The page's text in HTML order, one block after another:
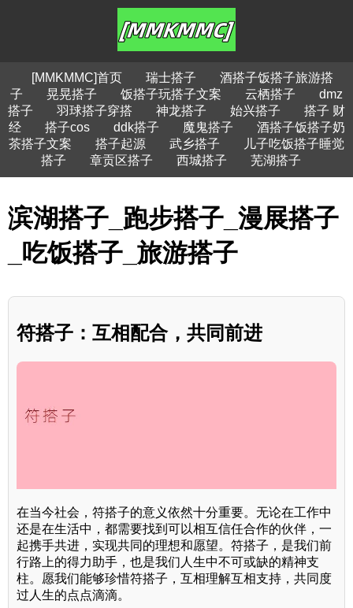
[MMKMMC]首页 瑞士搭子
酒搭子饭搭子旅游搭
子
晃晃搭子 饭搭子玩搭子文案 云栖搭子
dmz
搭子
羽球搭子穿搭 神龙搭子 始兴搭子
搭子 财
经
搭子cos ddk搭子 魔鬼搭子
酒搭子饭搭子奶
茶搭子文案
搭子起源 武乡搭子
儿子吃饭搭子睡觉
搭子
章贡区搭子 西城搭子 芜湖搭子
滨湖搭子_跑步搭子_漫展搭子
_吃饭搭子_旅游搭子
符搭子：互相配合，共同前进
在当今社会，符搭子的意义依然十分重要。无论在工作中
还是在生活中，都需要找到可以相互信任合作的伙伴，一
起携手共进，实现共同的理想和愿望。符搭子，是我们前
行路上的得力助手，也是我们人生中不可或缺的精神支
柱。愿我们能够珍惜符搭子，互相理解互相支持，共同度
过人生的点点滴滴。